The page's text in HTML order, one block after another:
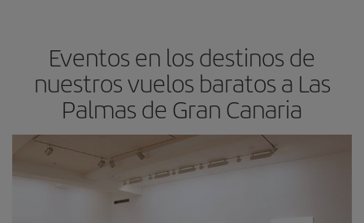
Eventos en los destinos de
nuestros vuelos baratos a Las
Palmas de Gran Canaria